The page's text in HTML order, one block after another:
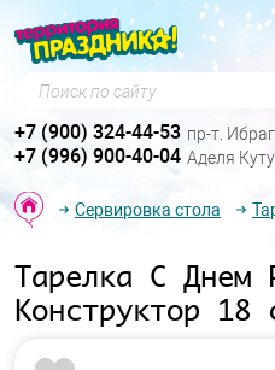
Поиск по сайту
+7 (900) 324-44-53 пр-т.
+7 (996) 900-40-04 Аделя
Сервировка стола
Тарелка С Днем
Конструктор